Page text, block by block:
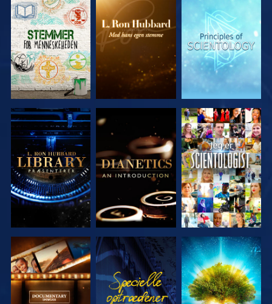
UDFORSK
SERIEN
UDFORSK
SERIEN
UDFORSK
SERIEN
UDFORSK
SERIEN
UDFORSK
SERIEN
SE
UDFORSK
SERIEN
SE
UDFORSK
SERIEN